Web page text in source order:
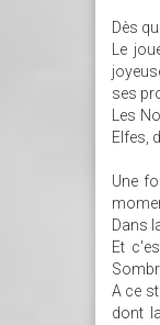
Dès
Le
ses
Les
Elfes,
Une
Dans
Et
A ce
dont